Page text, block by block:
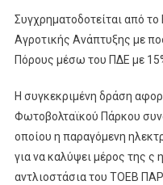
Συγχρηματοδοτείται από
Αγροτικής Ανάπτυξης με
Πόρους μέσω του ΠΔΕ με
Η συγκεκριμένη δράση
Φωτοβολταϊκού Πάρκου
οποίου η παραγόμενη
για να καλύψει μέρος της ς
αντλιοστάσια του ΤΟΕΒ